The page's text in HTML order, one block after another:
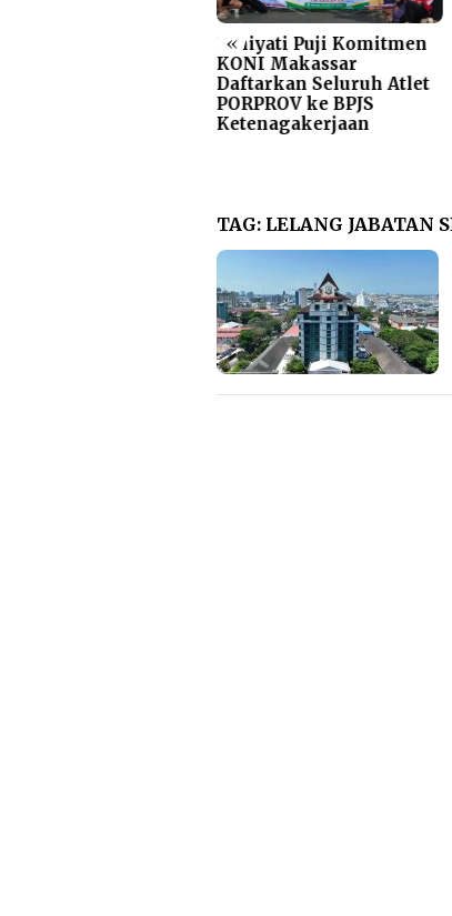
«
Umiyati Puji Komitmen
KONI Makassar
Daftarkan Seluruh Atlet
PORPROV ke BPJS
Ketenagakerjaan
TAG: LELANG JABATAN